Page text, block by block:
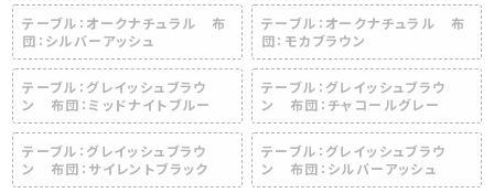
テーブル：オークナチュラル 布
団：シルバーアッシュ
テーブル：オークナチュラル 布
団：モカブラウン
テーブル：グレイッシュブラウ
ン 布団：ミッドナイトブルー
テーブル：グレイッシュブラウ
ン 布団：チャコールグレー
テーブル：グレイッシュブラウ
ン 布団：サイレントブラック
テーブル：グレイッシュブラウ
ン 布団：シルバーアッシュ